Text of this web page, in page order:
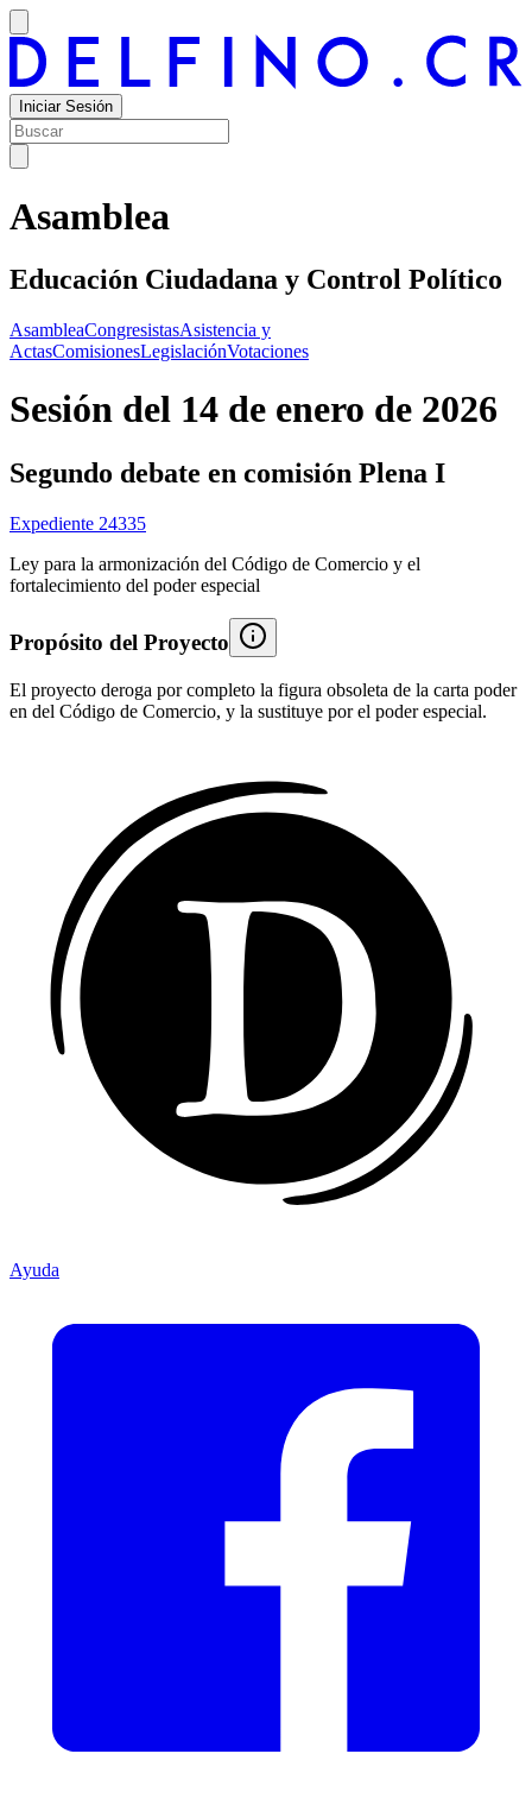
Iniciar Sesión
Asamblea
Educación Ciudadana y Control Político
AsambleaCongresistasAsistencia y
ActasComisionesLegislaciónVotaciones
Sesión del 14 de enero de 2026
Segundo debate en comisión Plena I
Expediente 24335
Ley para la armonización del Código de Comercio y el
fortalecimiento del poder especial
Propósito del Proyecto
El proyecto deroga por completo la figura obsoleta de la carta poder
en del Código de Comercio, y la sustituye por el poder especial.
Ayuda